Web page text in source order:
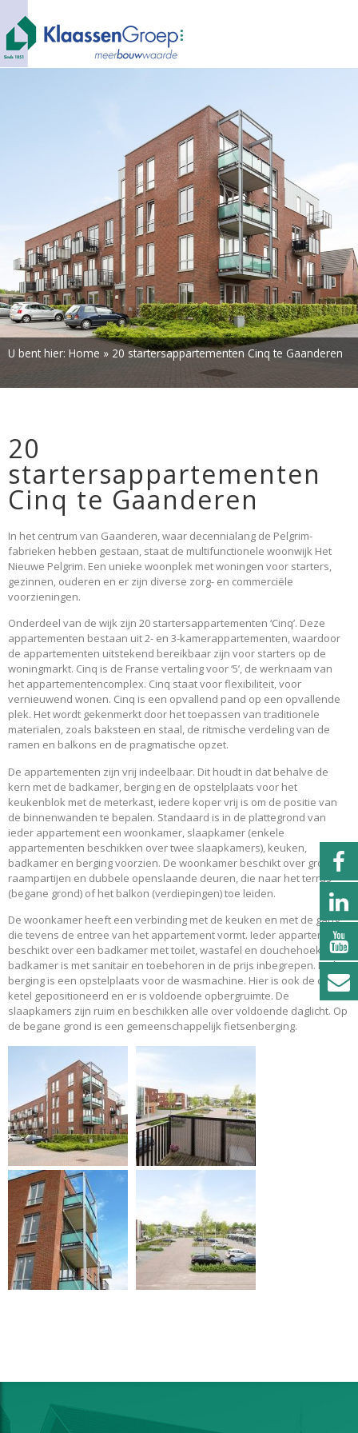
U bent hier: Home » 20 startersappartementen Cinq te Gaanderen
20
startersappartementen
Cinq te Gaanderen
In het centrum van Gaanderen, waar decennialang de Pelgrim-
fabrieken hebben gestaan, staat de multifunctionele woonwijk Het
Nieuwe Pelgrim. Een unieke woonplek met woningen voor starters,
gezinnen, ouderen en er zijn diverse zorg- en commerciële
voorzieningen.
Onderdeel van de wijk zijn 20 startersappartementen ‘Cinq’. Deze
appartementen bestaan uit 2- en 3-kamerappartementen, waardoor
de appartementen uitstekend bereikbaar zijn voor starters op de
woningmarkt. Cinq is de Franse vertaling voor ‘5’, de werknaam van
het appartementencomplex. Cinq staat voor flexibiliteit, voor
vernieuwend wonen. Cinq is een opvallend pand op een opvallende
plek. Het wordt gekenmerkt door het toepassen van traditionele
materialen, zoals baksteen en staal, de ritmische verdeling van de
ramen en balkons en de pragmatische opzet.
De appartementen zijn vrij indeelbaar. Dit houdt in dat behalve de
kern met de badkamer, berging en de opstelplaats voor het
keukenblok met de meterkast, iedere koper vrij is om de positie van
de binnenwanden te bepalen. Standaard is in de plattegrond van
ieder appartement een woonkamer, slaapkamer (enkele
appartementen beschikken over twee slaapkamers), keuken,
badkamer en berging voorzien. De woonkamer beschikt over grote
raampartijen en dubbele openslaande deuren, die naar het terras
(begane grond) of het balkon (verdiepingen) toe leiden.
De woonkamer heeft een verbinding met de keuken en met de gang
die tevens de entree van het appartement vormt. Ieder appartement
beschikt over een badkamer met toilet, wastafel en douchehoek. De
badkamer is met sanitair en toebehoren in de prijs inbegrepen. In de
berging is een opstelplaats voor de wasmachine. Hier is ook de cv-
ketel gepositioneerd en er is voldoende opbergruimte. De
slaapkamers zijn ruim en beschikken alle over voldoende daglicht. Op
de begane grond is een gemeenschappelijk fietsenberging.